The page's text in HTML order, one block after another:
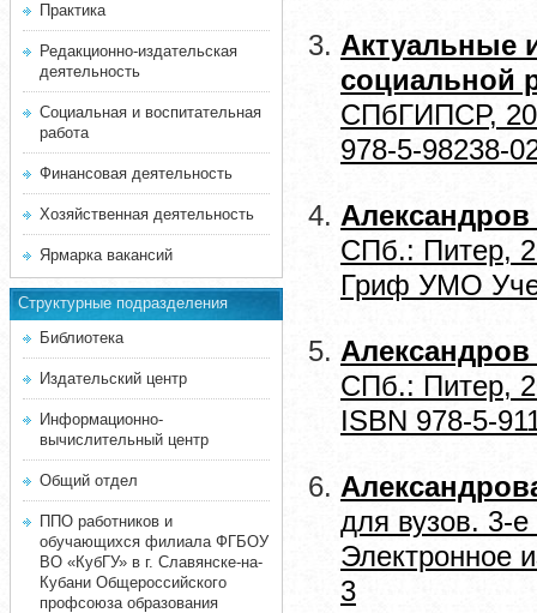
Практика
Редакционно-издательская
деятельность
Социальная и воспитательная
работа
Финансовая деятельность
Хозяйственная деятельность
Ярмарка вакансий
Структурные подразделения
Библиотека
Издательский центр
Информационно-
вычислительный центр
Общий отдел
ППО работников и
обучающихся филиала ФГБОУ
ВО «КубГУ» в г. Славянске-на-
Кубани Общероссийского
профсоюза образования
Актуальные
социальной
СПбГИПСР,
978-5-98238-
СПб.: Питер,
Гриф УМО
СПб.: Питер,
ISBN 978-5-
для вузов. 3-
Электронное
3